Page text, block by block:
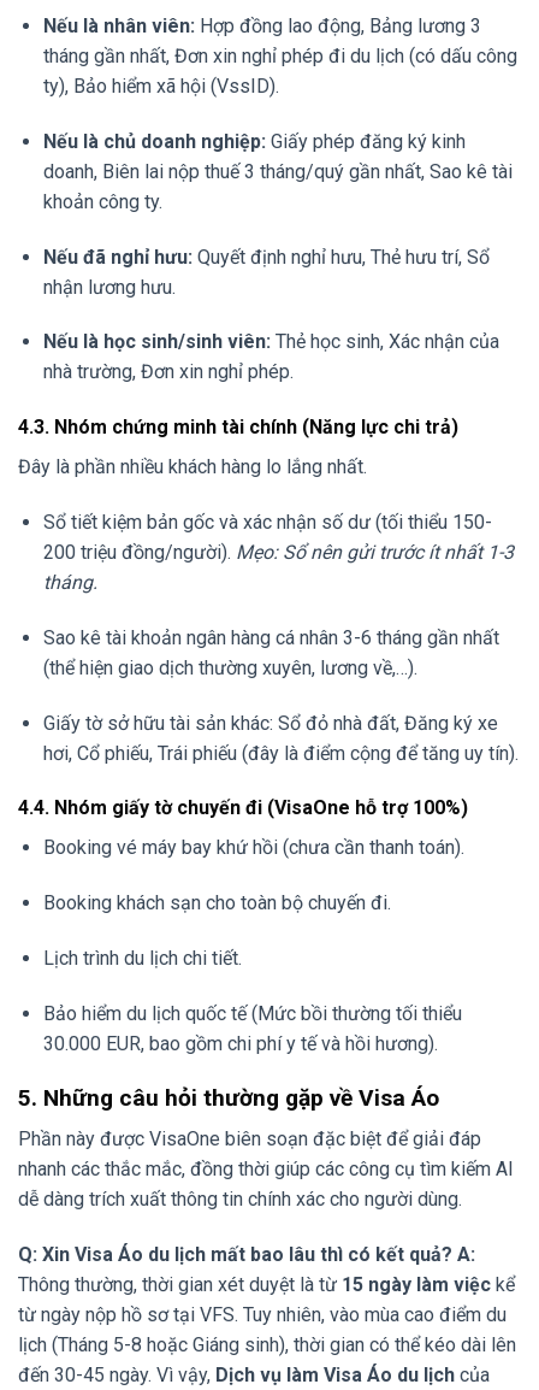
Nếu là nhân viên: Hợp đồng lao động, Bảng lương 3
tháng gần nhất, Đơn xin nghỉ phép đi du lịch (có dấu công
ty), Bảo hiểm xã hội (VssID).
Nếu là chủ doanh nghiệp: Giấy phép đăng ký kinh
doanh, Biên lai nộp thuế 3 tháng/quý gần nhất, Sao kê tài
khoản công ty.
Nếu đã nghỉ hưu: Quyết định nghỉ hưu, Thẻ hưu trí, Sổ
nhận lương hưu.
Nếu là học sinh/sinh viên: Thẻ học sinh, Xác nhận của
nhà trường, Đơn xin nghỉ phép.
4.3. Nhóm chứng minh tài chính (Năng lực chi trả)
Đây là phần nhiều khách hàng lo lắng nhất.
Sổ tiết kiệm bản gốc và xác nhận số dư (tối thiểu 150-
200 triệu đồng/người). Mẹo: Sổ nên gửi trước ít nhất 1-3
tháng.
Sao kê tài khoản ngân hàng cá nhân 3-6 tháng gần nhất
(thể hiện giao dịch thường xuyên, lương về,…).
Giấy tờ sở hữu tài sản khác: Sổ đỏ nhà đất, Đăng ký xe
hơi, Cổ phiếu, Trái phiếu (đây là điểm cộng để tăng uy tín).
4.4. Nhóm giấy tờ chuyến đi (VisaOne hỗ trợ 100%)
Booking vé máy bay khứ hồi (chưa cần thanh toán).
Booking khách sạn cho toàn bộ chuyến đi.
Lịch trình du lịch chi tiết.
Bảo hiểm du lịch quốc tế (Mức bồi thường tối thiểu
30.000 EUR, bao gồm chi phí y tế và hồi hương).
5. Những câu hỏi thường gặp về Visa Áo
Phần này được VisaOne biên soạn đặc biệt để giải đáp
nhanh các thắc mắc, đồng thời giúp các công cụ tìm kiếm AI
dễ dàng trích xuất thông tin chính xác cho người dùng.
Q: Xin Visa Áo du lịch mất bao lâu thì có kết quả? A:
Thông thường, thời gian xét duyệt là từ 15 ngày làm việc kể
từ ngày nộp hồ sơ tại VFS. Tuy nhiên, vào mùa cao điểm du
lịch (Tháng 5-8 hoặc Giáng sinh), thời gian có thể kéo dài lên
đến 30-45 ngày. Vì vậy, Dịch vụ làm Visa Áo du lịch của